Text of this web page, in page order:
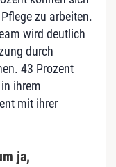
zu arbeiten.
wird deutlich
durch
43 Prozent
ihrem
mit ihrer
ja,